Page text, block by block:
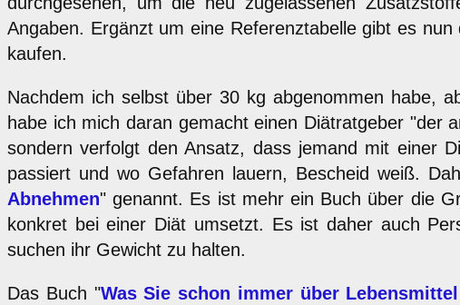
Angaben. Ergänzt um eine Referenztabelle gibt es
kaufen.
Nachdem ich selbst über 30 kg abgenommen habe,
habe ich mich daran gemacht einen Diätratgeber "der
sondern verfolgt den Ansatz, dass jemand mit einer
passiert und wo Gefahren lauern, Bescheid weiß.
Abnehmen" genannt. Es ist mehr ein Buch über die
konkret bei einer Diät umsetzt. Es ist daher auch
suchen ihr Gewicht zu halten.
Das Buch "Was Sie schon immer über